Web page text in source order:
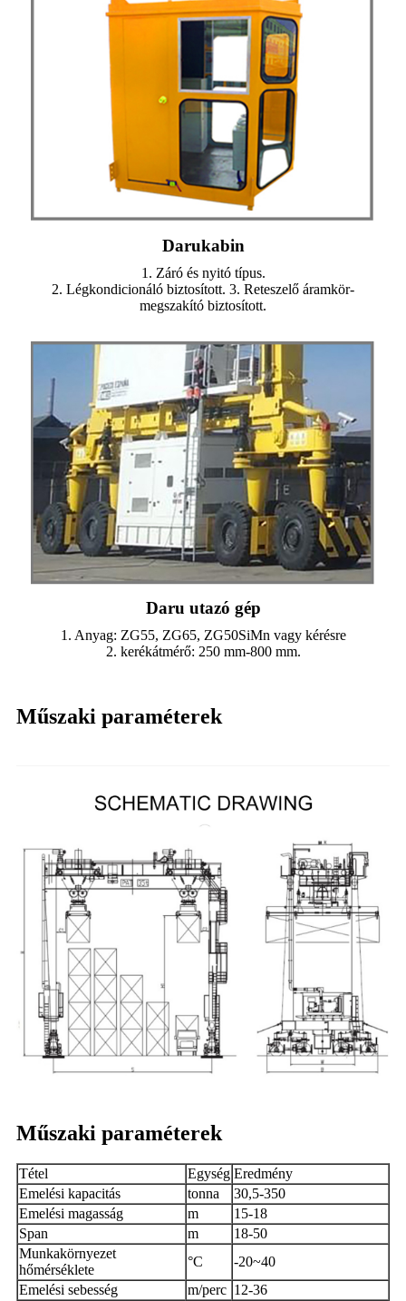
Darukabin
1. Záró és nyitó típus.
2. Légkondicionáló biztosított. 3. Reteszelő áramkör-
megszakító biztosított.
Daru utazó gép
1. Anyag: ZG55, ZG65, ZG50SiMn vagy kérésre
2. kerékátmérő: 250 mm-800 mm.
Műszaki paraméterek
Műszaki paraméterek
Tétel Egység Eredmény
Emelési kapacitás
tonna
30,5-350
Emelési magasság
m
15-18
Span
m
18-50
Munkakörnyezet
hőmérséklete
°C
-20~40
Emelési sebesség
m/perc 12-36